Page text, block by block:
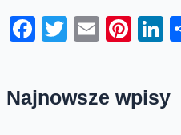
Facebook
Twitter
Email
Najnowsze wpisy